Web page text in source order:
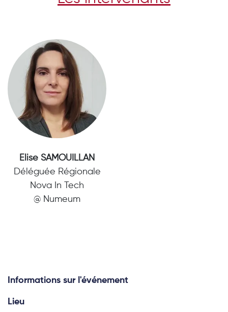
Elise SAMOUILLAN
Déléguée Régionale
Nova In Tech
@ Numeum
Informations sur l'événement
Lieu